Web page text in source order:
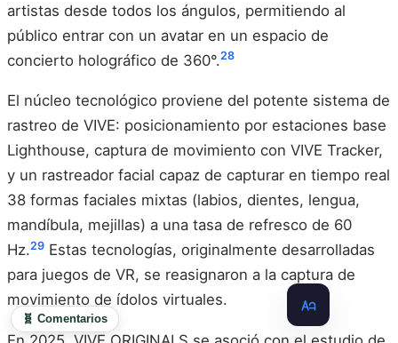
artistas desde todos los ángulos, permitiendo al
público entrar con un avatar en un espacio de
concierto holográfico de 360°.28
El núcleo tecnológico proviene del potente sistema de
rastreo de VIVE: posicionamiento por estaciones base
Lighthouse, captura de movimiento con VIVE Tracker,
y un rastreador facial capaz de capturar en tiempo real
38 formas faciales mixtas (labios, dientes, lengua,
mandíbula, mejillas) a una tasa de refresco de 60
Hz.29 Estas tecnologías, originalmente desarrolladas
para juegos de VR, se reasignaron a la captura de
movimiento de ídolos virtuales.
🧬 Comentarios